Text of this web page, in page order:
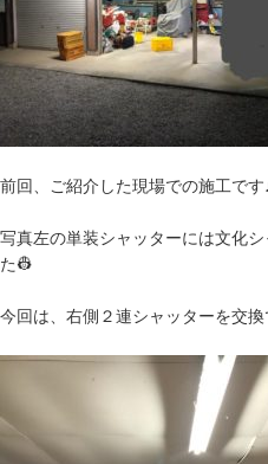
前回、ご紹介した現場での施工です
写真左の単装シャッターには文化
た👷
今回は、右側２連シャッターを交換